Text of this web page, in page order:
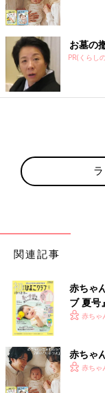
出典：Instagramアカウン
n.maru12さんが紹
で可愛いプルオーバ
さしく春まで活躍す
うに、すそからレー
ブラウスを重ねて、
ツとスカート、どち
お墓の
PR(くらし
関連記事
赤ちゃ
ブ 夏号
く！ お
赤ちゃ
赤ちゃ
赤ちゃ